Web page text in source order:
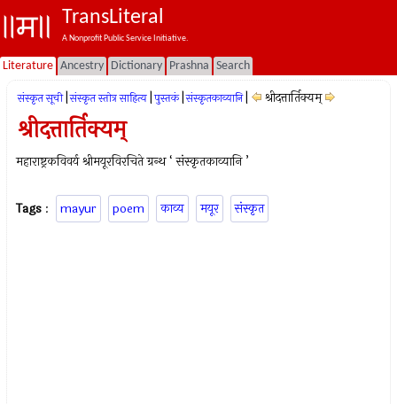
TransLiteral
A Nonprofit Public Service Initiative.
Literature Ancestry Dictionary Prashna Search
संस्कृत सूची संस्कृत स्तोत्र साहित्य पुस्तकं संस्कृतकाव्यानि श्रीदत्तार्तिक्यम्
श्रीदत्तार्तिक्यम्
महाराष्ट्रकविवर्य श्रीमयूरविरचिते ग्रन्थ ‘ संस्कृतकाव्यानि ’
Tags : mayur poem काव्य मयूर संस्कृत